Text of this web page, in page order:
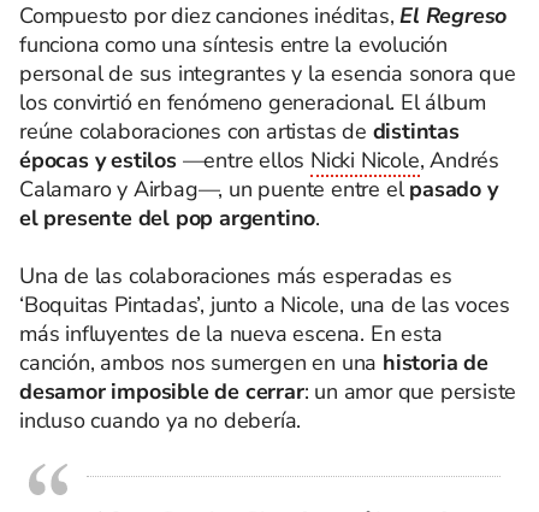
Compuesto por diez canciones inéditas,El Regreso
funciona como una síntesis entre la evolución
personal de sus integrantes y la esencia sonora que
los convirtió en fenómeno generacional. El álbum
reúne colaboraciones con artistas de distintas
épocas y estilos—entre ellos Nicki Nicole, Andrés
Calamaro y Airbag—, un puente entre elpasado y
el presente del pop argentino.
Una de las colaboraciones más esperadas es
‘Boquitas Pintadas’, junto a Nicole, una de las voces
más influyentes de la nueva escena. En esta
canción, ambos nos sumergen en una historia de
desamor imposible de cerrar: un amor que persiste
incluso cuando ya no debería.